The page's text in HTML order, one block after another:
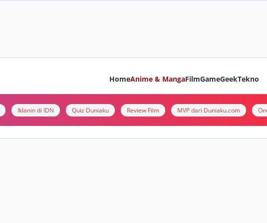
HomeAnime & MangaFilmGameGeekTekno
Iklanin di IDN Quiz Duniaku Review Film MVP dari Duniaku.com